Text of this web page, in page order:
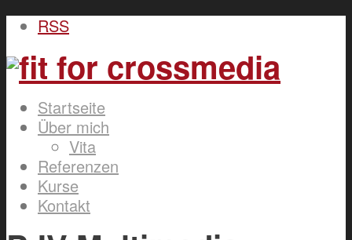
RSS
Startseite
Über mich
Vita
Referenzen
Kurse
Kontakt